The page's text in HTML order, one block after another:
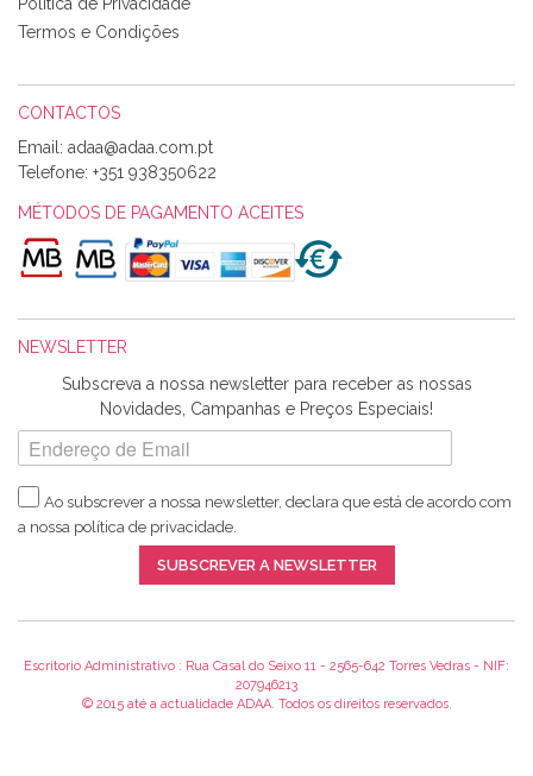
perfeitíssima. Futuramente penso voltar a comprar na vossa
loja, têm excelentes artigos a um preço muito justo. A
Alexandra Morais
Olá boa Noite. Os meus tecidos chegaram hoje. Muito
obrigada pelo miminho que dá um jeitaço pras minhas linhas
de bordar e não sei o que pões nos tecidos, mas que cheiram
maravilhosamente ... cheiram! :) Muito Obrigada.
Harita a minha encomenda já chegou. :) Muito obrigada pela
rapidez no envio, pela qualidade dos materiais que me
enviaste e pela simpatia de sempre. :)
Catarina Amaro
5 estrelas. Gosto muito do serviço. A Harita Chotalal é muito
Recomendo.
Termos e Condições
CONTACTOS
Email:
Telefone: +351 938350622
MÉTODOS DE PAGAMENTO ACEITES
NEWSLETTER
Subscreva a nossa newsletter para receber as nossas
Novidades, Campanhas e Preços Especiais!
Ao subscrever a nossa newsletter, declara que está de acordo com
a nossa política de privacidade.
SUBSCREVER A NEWSLETTER
Escritorio Administrativo : Rua Casal do Seixo 11 - 2565-642 Torres Vedras - NIF:
207946213
© 2015 até a actualidade ADAA. Todos os direitos reservados.